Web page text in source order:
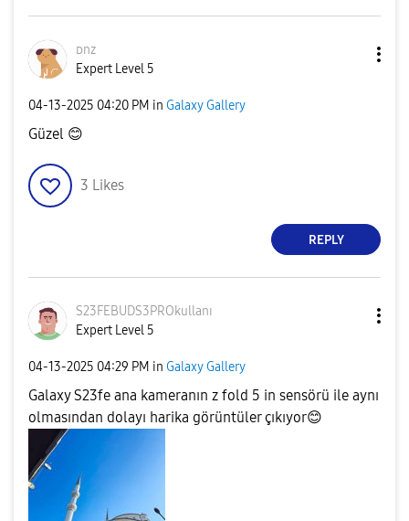
ᴅnz
Expert Level 5
‎04-13-2025 04:20 PM in Galaxy Gallery
Güzel 😊
3 Likes
REPLY
S23FEBUDS3PROkullanı
Expert Level 5
‎04-13-2025 04:29 PM in Galaxy Gallery
Galaxy S23fe ana kameranın z fold 5 in sensörü ile aynı
olmasından dolayı harika görüntüler çıkıyor😊